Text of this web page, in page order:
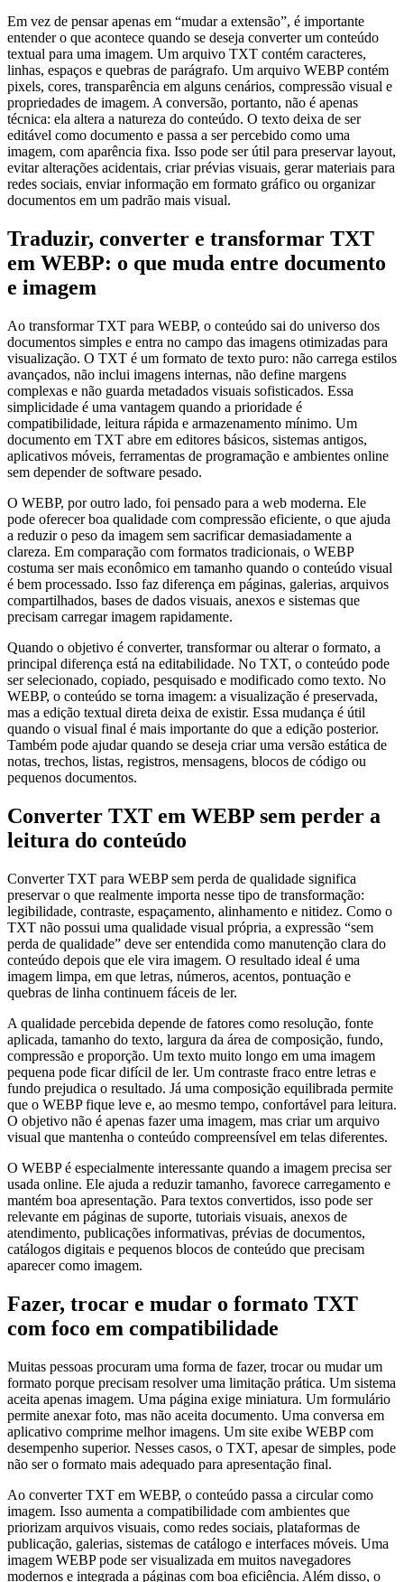
Em vez de pensar apenas em “mudar a extensão”, é importante
entender o que acontece quando se deseja converter um conteúdo
textual para uma imagem. Um arquivo TXT contém caracteres,
linhas, espaços e quebras de parágrafo. Um arquivo WEBP contém
pixels, cores, transparência em alguns cenários, compressão visual e
propriedades de imagem. A conversão, portanto, não é apenas
técnica: ela altera a natureza do conteúdo. O texto deixa de ser
editável como documento e passa a ser percebido como uma
imagem, com aparência fixa. Isso pode ser útil para preservar layout,
evitar alterações acidentais, criar prévias visuais, gerar materiais para
redes sociais, enviar informação em formato gráfico ou organizar
documentos em um padrão mais visual.
Traduzir, converter e transformar TXT
em WEBP: o que muda entre documento
e imagem
Ao transformar TXT para WEBP, o conteúdo sai do universo dos
documentos simples e entra no campo das imagens otimizadas para
visualização. O TXT é um formato de texto puro: não carrega estilos
avançados, não inclui imagens internas, não define margens
complexas e não guarda metadados visuais sofisticados. Essa
simplicidade é uma vantagem quando a prioridade é
compatibilidade, leitura rápida e armazenamento mínimo. Um
documento em TXT abre em editores básicos, sistemas antigos,
aplicativos móveis, ferramentas de programação e ambientes online
sem depender de software pesado.
O WEBP, por outro lado, foi pensado para a web moderna. Ele
pode oferecer boa qualidade com compressão eficiente, o que ajuda
a reduzir o peso da imagem sem sacrificar demasiadamente a
clareza. Em comparação com formatos tradicionais, o WEBP
costuma ser mais econômico em tamanho quando o conteúdo visual
é bem processado. Isso faz diferença em páginas, galerias, arquivos
compartilhados, bases de dados visuais, anexos e sistemas que
precisam carregar imagem rapidamente.
Quando o objetivo é converter, transformar ou alterar o formato, a
principal diferença está na editabilidade. No TXT, o conteúdo pode
ser selecionado, copiado, pesquisado e modificado como texto. No
WEBP, o conteúdo se torna imagem: a visualização é preservada,
mas a edição textual direta deixa de existir. Essa mudança é útil
quando o visual final é mais importante do que a edição posterior.
Também pode ajudar quando se deseja criar uma versão estática de
notas, trechos, listas, registros, mensagens, blocos de código ou
pequenos documentos.
Converter TXT em WEBP sem perder a
leitura do conteúdo
Converter TXT para WEBP sem perda de qualidade significa
preservar o que realmente importa nesse tipo de transformação:
legibilidade, contraste, espaçamento, alinhamento e nitidez. Como o
TXT não possui uma qualidade visual própria, a expressão “sem
perda de qualidade” deve ser entendida como manutenção clara do
conteúdo depois que ele vira imagem. O resultado ideal é uma
imagem limpa, em que letras, números, acentos, pontuação e
quebras de linha continuem fáceis de ler.
A qualidade percebida depende de fatores como resolução, fonte
aplicada, tamanho do texto, largura da área de composição, fundo,
compressão e proporção. Um texto muito longo em uma imagem
pequena pode ficar difícil de ler. Um contraste fraco entre letras e
fundo prejudica o resultado. Já uma composição equilibrada permite
que o WEBP fique leve e, ao mesmo tempo, confortável para leitura.
O objetivo não é apenas fazer uma imagem, mas criar um arquivo
visual que mantenha o conteúdo compreensível em telas diferentes.
O WEBP é especialmente interessante quando a imagem precisa ser
usada online. Ele ajuda a reduzir tamanho, favorece carregamento e
mantém boa apresentação. Para textos convertidos, isso pode ser
relevante em páginas de suporte, tutoriais visuais, anexos de
atendimento, publicações informativas, prévias de documentos,
catálogos digitais e pequenos blocos de conteúdo que precisam
aparecer como imagem.
Fazer, trocar e mudar o formato TXT
com foco em compatibilidade
Muitas pessoas procuram uma forma de fazer, trocar ou mudar um
formato porque precisam resolver uma limitação prática. Um sistema
aceita apenas imagem. Uma página exige miniatura. Um formulário
permite anexar foto, mas não aceita documento. Uma conversa em
aplicativo comprime melhor imagens. Um site exibe WEBP com
desempenho superior. Nesses casos, o TXT, apesar de simples, pode
não ser o formato mais adequado para apresentação final.
Ao converter TXT em WEBP, o conteúdo passa a circular como
imagem. Isso aumenta a compatibilidade com ambientes que
priorizam arquivos visuais, como redes sociais, plataformas de
publicação, galerias, sistemas de catálogo e interfaces móveis. Uma
imagem WEBP pode ser visualizada em muitos navegadores
modernos e integrada a páginas com boa eficiência. Além disso, o